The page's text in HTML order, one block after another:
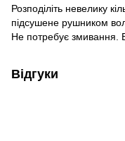
Розподіліть невелику
підсушене рушником
Не потребує змивання.
Відгуки